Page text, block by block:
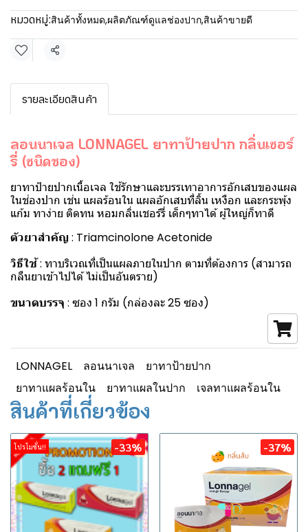
หมวดหมู่:สินค้าทั้งหมด,ผลิตภัณฑ์ดูแลช่องปาก,สินค้าขายดี
แชร์
รายละเอียดสินค้า
ลอนนาเจล LONNAGEL ยาทาป้ายปาก กลิ่นเชอร์
รี่ (ชนิดซอง)
ยาทาป้ายปากเนื้อเจล ใช้รักษาและบรรเทาอาการอักเสบของแผล
ในช่องปาก เช่น แผลร้อนใน แผลอักเสบที่ลิ้น เหงือก และกระพุ้ง
แก้ม ทาง่าย ติดทน หอมกลิ่นเชอร์รี่ เด็กๆทาได้ ผู้ใหญ่ก็ทาดี
ตัวยาสำคัญ: Triamcinolone Acetonide
วิธีใช้: ทาบริเวณที่เป็นแผลภายในปาก ตามที่ต้องการ (สามารถ
กลืนยาเข้าไปได้ ไม่เป็นอันตราย)
ขนาดบรรจุ : ซอง 1 กรัม (กล่องละ 25 ซอง)
LONNAGEL ลอนนาเจล
ยาทาป้ายปาก
ยาทาแผลร้อนใน
ยาทาแผลในปาก เจลทาแผลร้อนใน
สินค้าที่เกี่ยวข้อง
โปรโมชั่น!! -33% -37%